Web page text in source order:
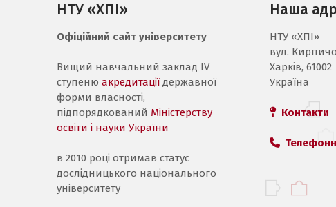
НТУ «ХПІ»
Офіційний сайт університету
Вищий навчальний заклад IV
ступеню акредитації державної
форми власності,
підпорядкований Міністерству
освіти і науки України
в 2010 році отримав статус
дослідницького національного
університету
Наша
НТУ «ХПI»
вул.
Харків, 61002
Україна
Контакти